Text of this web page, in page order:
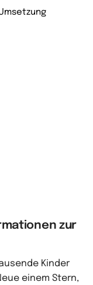
zur
Kinder
einem Stern,